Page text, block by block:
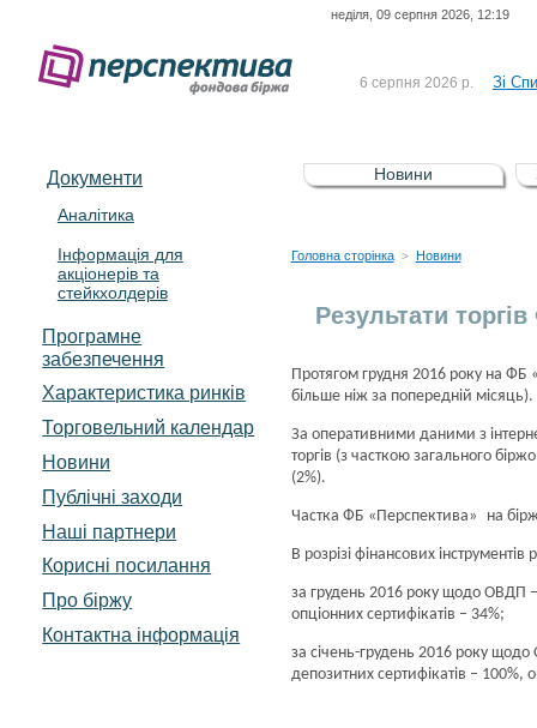
неділя, 09 серпня 2026, 12:19
6 серпня 2026 р. Зі
5 серпня 2026 р.
Зі
UA4000232607)
4 серпня 2026 р.
Документи
Аналітика
Інформація для
акціонерів та
стейкхолдерів
Програмне
забезпечення
Характеристика pинків
Торговельний календар
Новини
Публічні заходи
Наші партнери
Корисні посилання
Про біржу
Контактна інформація
Новини
Головна сторінка > Новини
Результати
Протягом грудня 2016 року на ФБ
більше ніж за попередній місяць).
За оперативними даними з
торгів (з часткою загального
(2%).
Частка ФБ «Перспектива» на
В розрізі фінансових
за грудень 2016 року щодо ОВДП –
опціонних сертифікатів – 34%;
за січень-грудень 2016 року щодо
депозитних сертифікатів – 100%,